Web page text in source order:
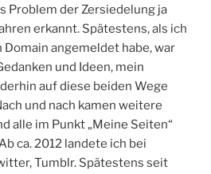
Problem der Zersiedelung ja
erkannt. Spätestens, als ich
angemeldet habe, war
und Ideen, mein
auf diese beiden Wege
und nach kamen weitere
alle im Punkt „Meine Seiten“
ca. 2012 landete ich bei
Tumblr. Spätestens seit